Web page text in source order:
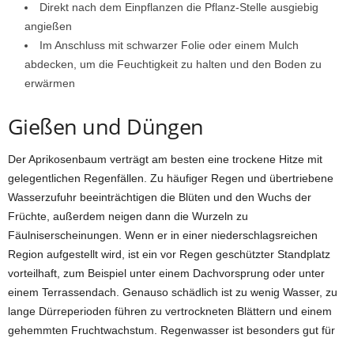
Direkt nach dem Einpflanzen die Pflanz-Stelle ausgiebig
angießen
Im Anschluss mit schwarzer Folie oder einem Mulch
abdecken, um die Feuchtigkeit zu halten und den Boden zu
erwärmen
Gießen und Düngen
Der Aprikosenbaum verträgt am besten eine trockene Hitze mit
gelegentlichen Regenfällen. Zu häufiger Regen und übertriebene
Wasserzufuhr beeinträchtigen die Blüten und den Wuchs der
Früchte, außerdem neigen dann die Wurzeln zu
Fäulniserscheinungen. Wenn er in einer niederschlagsreichen
Region aufgestellt wird, ist ein vor Regen geschützter Standplatz
vorteilhaft, zum Beispiel unter einem Dachvorsprung oder unter
einem Terrassendach. Genauso schädlich ist zu wenig Wasser, zu
lange Dürreperioden führen zu vertrockneten Blättern und einem
gehemmten Fruchtwachstum. Regenwasser ist besonders gut für